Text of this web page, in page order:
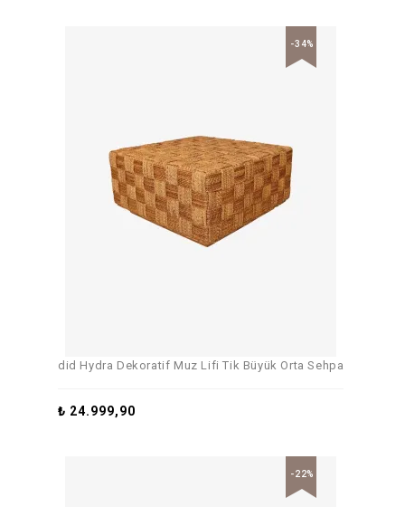
-34%
did Hydra Dekoratif Muz Lifi Tik Büyük Orta Sehpa
₺ 24.999,90
-22%